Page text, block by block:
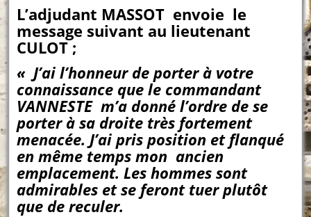
L’adjudant MASSOT envoie le
message suivant au lieutenant
CULOT ;
« J’ai l’honneur de porter à votre
connaissance que le commandant
VANNESTE m’a donné l’ordre de se
porter à sa droite très fortement
menacée. J’ai pris position et flanqué
en même temps mon ancien
emplacement. Les hommes sont
admirables et se feront tuer plutôt
que de reculer.